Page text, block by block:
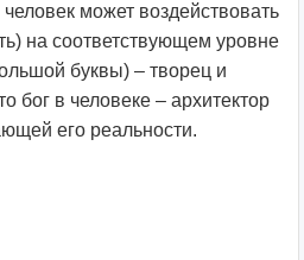
может воздействовать
на соответствующем уровне
буквы) – творец и
бог в человеке – архитектор
его реальности.